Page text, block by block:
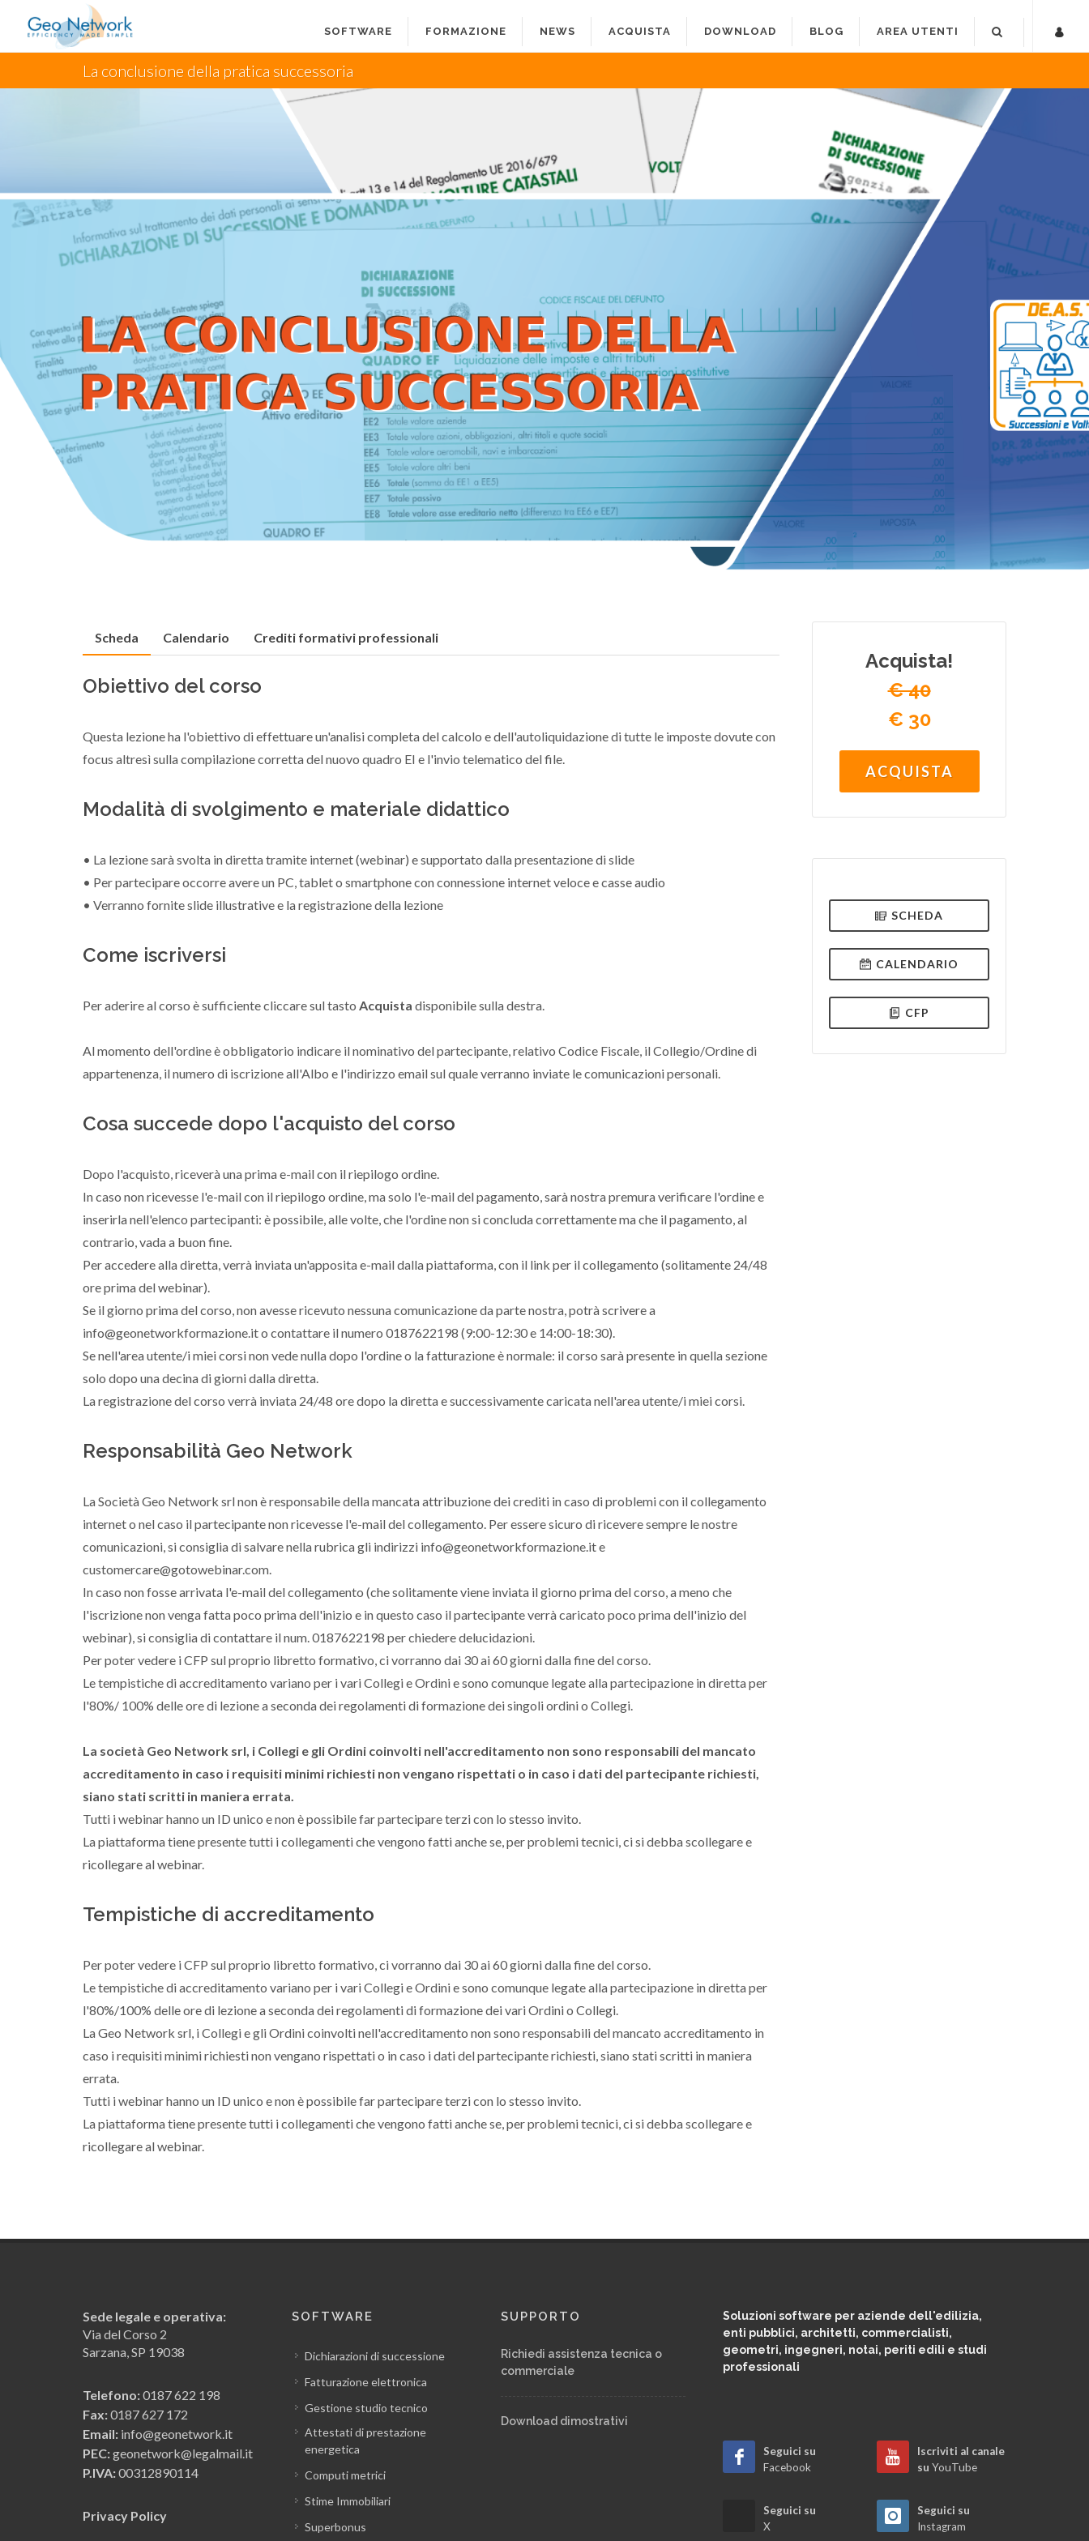
SOFTWARE FORMAZIONE NEWS ACQUISTA DOWNLOAD BLOG AREA UTENTI
La conclusione della pratica successoria
Scheda Calendario Crediti formativi professionali
Obiettivo del corso
Questa lezione ha l'obiettivo di effettuare un'analisi completa del calcolo e dell'autoliquidazione di tutte le imposte dovute con
focus altresì sulla compilazione corretta del nuovo quadro EI e l'invio telematico del file.
Modalità di svolgimento e materiale didattico
• La lezione sarà svolta in diretta tramite internet (webinar) e supportato dalla presentazione di slide
• Per partecipare occorre avere un PC, tablet o smartphone con connessione internet veloce e casse audio
• Verranno fornite slide illustrative e la registrazione della lezione
Come iscriversi
Per aderire al corso è sufficiente cliccare sul tasto Acquista disponibile sulla destra.
Al momento dell'ordine è obbligatorio indicare il nominativo del partecipante, relativo Codice Fiscale, il Collegio/Ordine di
appartenenza, il numero di iscrizione all'Albo e l'indirizzo email sul quale verranno inviate le comunicazioni personali.
Cosa succede dopo l'acquisto del corso
Dopo l'acquisto, riceverà una prima e-mail con il riepilogo ordine.
In caso non ricevesse l'e-mail con il riepilogo ordine, ma solo l'e-mail del pagamento, sarà nostra premura verificare l'ordine e
inserirla nell'elenco partecipanti: è possibile, alle volte, che l'ordine non si concluda correttamente ma che il pagamento, al
contrario, vada a buon fine.
Per accedere alla diretta, verrà inviata un'apposita e-mail dalla piattaforma, con il link per il collegamento (solitamente 24/48
ore prima del webinar).
Se il giorno prima del corso, non avesse ricevuto nessuna comunicazione da parte nostra, potrà scrivere a
info@geonetworkformazione.it o contattare il numero 0187622198 (9:00-12:30 e 14:00-18:30).
Se nell'area utente/i miei corsi non vede nulla dopo l'ordine o la fatturazione è normale: il corso sarà presente in quella sezione
solo dopo una decina di giorni dalla diretta.
La registrazione del corso verrà inviata 24/48 ore dopo la diretta e successivamente caricata nell'area utente/i miei corsi.
Responsabilità Geo Network
La Società Geo Network srl non è responsabile della mancata attribuzione dei crediti in caso di problemi con il collegamento
internet o nel caso il partecipante non ricevesse l'e-mail del collegamento. Per essere sicuro di ricevere sempre le nostre
comunicazioni, si consiglia di salvare nella rubrica gli indirizzi info@geonetworkformazione.it e
customercare@gotowebinar.com.
In caso non fosse arrivata l'e-mail del collegamento (che solitamente viene inviata il giorno prima del corso, a meno che
l'iscrizione non venga fatta poco prima dell'inizio e in questo caso il partecipante verrà caricato poco prima dell'inizio del
webinar), si consiglia di contattare il num. 0187622198 per chiedere delucidazioni.
Per poter vedere i CFP sul proprio libretto formativo, ci vorranno dai 30 ai 60 giorni dalla fine del corso.
Le tempistiche di accreditamento variano per i vari Collegi e Ordini e sono comunque legate alla partecipazione in diretta per
l'80%/ 100% delle ore di lezione a seconda dei regolamenti di formazione dei singoli ordini o Collegi.
La società Geo Network srl, i Collegi e gli Ordini coinvolti nell'accreditamento non sono responsabili del mancato
accreditamento in caso i requisiti minimi richiesti non vengano rispettati o in caso i dati del partecipante richiesti,
siano stati scritti in maniera errata.
Tutti i webinar hanno un ID unico e non è possibile far partecipare terzi con lo stesso invito.
La piattaforma tiene presente tutti i collegamenti che vengono fatti anche se, per problemi tecnici, ci si debba scollegare e
ricollegare al webinar.
Tempistiche di accreditamento
Per poter vedere i CFP sul proprio libretto formativo, ci vorranno dai 30 ai 60 giorni dalla fine del corso.
Le tempistiche di accreditamento variano per i vari Collegi e Ordini e sono comunque legate alla partecipazione in diretta per
l'80%/100% delle ore di lezione a seconda dei regolamenti di formazione dei vari Ordini o Collegi.
La Geo Network srl, i Collegi e gli Ordini coinvolti nell'accreditamento non sono responsabili del mancato accreditamento in
caso i requisiti minimi richiesti non vengano rispettati o in caso i dati del partecipante richiesti, siano stati scritti in maniera
errata.
Tutti i webinar hanno un ID unico e non è possibile far partecipare terzi con lo stesso invito.
La piattaforma tiene presente tutti i collegamenti che vengono fatti anche se, per problemi tecnici, ci si debba scollegare e
ricollegare al webinar.
Acquista!
€ 40
€ 30
ACQUISTA
SCHEDA
CALENDARIO
CFP
Sede legale e operativa:
Via del Corso 2
Sarzana, SP 19038
Telefono:0187 622 198
Fax:0187 627 172
Email: info@geonetwork.it
PEC:geonetwork@legalmail.it
P.IVA:00312890114
Privacy Policy
SOFTWARE
Dichiarazioni di successione
Fatturazione elettronica
Gestione studio tecnico
Attestati di prestazione
energetica
Computi metrici
Stime Immobiliari
Superbonus
SUPPORTO
Richiedi assistenza tecnica o
commerciale
Download dimostrativi
Soluzioni software per aziende dell'edilizia,
enti pubblici, architetti, commercialisti,
geometri, ingegneri, notai, periti edili e studi
professionali
Seguici su
Facebook
Iscriviti al canale
su YouTube
Seguici su
X
Seguici su
Instagram